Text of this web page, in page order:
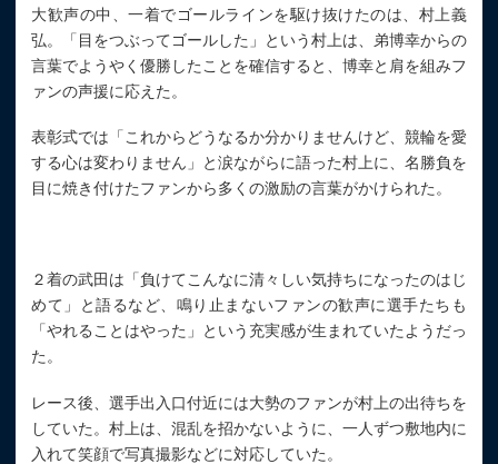
大歓声の中、一着でゴールラインを駆け抜けたのは、村上義
弘。「目をつぶってゴールした」という村上は、弟博幸からの
言葉でようやく優勝したことを確信すると、博幸と肩を組みフ
ァンの声援に応えた。
表彰式では「これからどうなるか分かりませんけど、競輪を愛
する心は変わりません」と涙ながらに語った村上に、名勝負を
目に焼き付けたファンから多くの激励の言葉がかけられた。
２着の武田は「負けてこんなに清々しい気持ちになったのはじ
めて」と語るなど、鳴り止まないファンの歓声に選手たちも
「やれることはやった」という充実感が生まれていたようだっ
た。
レース後、選手出入口付近には大勢のファンが村上の出待ちを
していた。村上は、混乱を招かないように、一人ずつ敷地内に
入れて笑顔で写真撮影などに対応していた。